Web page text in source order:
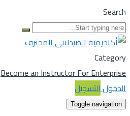
Search
Category
Become an InstructorFor Enterprise
الدخولالتسجيل
Toggle navigation